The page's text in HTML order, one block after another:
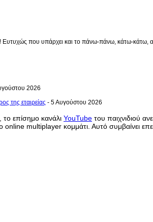
που υπάρχει και το πάνω-πάνω, κάτω-κάτω,
2026
της εταιρείας - 5 Αυγούστου 2026
το επίσημο κανάλι YouTube του παιχνιδιού
online multiplayer κομμάτι. Αυτό συμβαίνει